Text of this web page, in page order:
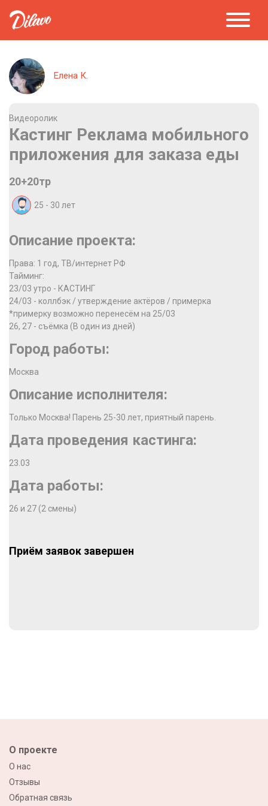
Елена К.
Видеоролик
Кастинг Реклама мобильного
приложения для заказа еды
20+20тр
25 - 30 лет
Описание проекта:
Права: 1 год, ТВ/интернет РФ
Тайминг:
‪23/03 утро - КАСТИНГ
24/03 - коллбэк / утверждение актёров / примерка
*примерку возможно перенесём ‪на 25/03‬
26, 27 - съёмка (В один из дней)
Город работы:
Москва
Описание исполнителя:
Только Москва! Парень 25-30 лет, приятный парень.
Дата проведения кастинга:
23.03
Дата работы:
26 и 27 (2 смены)
Приём заявок завершен
О проекте
О нас
Отзывы
Обратная связь